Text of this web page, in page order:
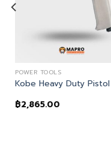
POWER TOOLS
Kobe Heavy Duty
฿2,865.00
SCRAPER SET (4-